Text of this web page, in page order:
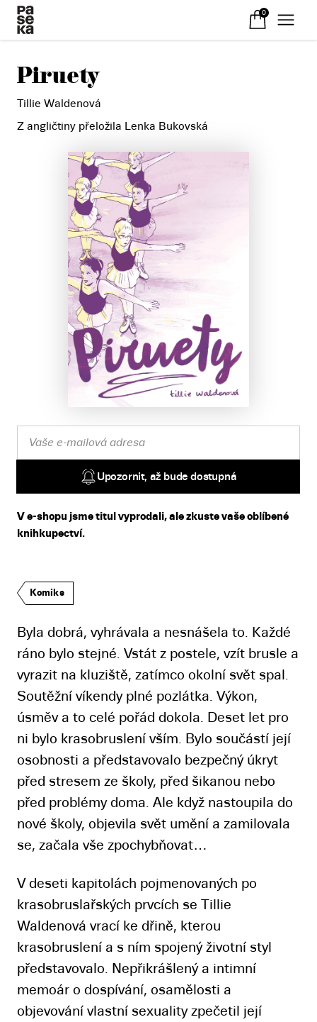
0
Piruety
Tillie Waldenová
Z angličtiny přeložila Lenka Bukovská
Komiks
Byla dobrá, vyhrávala a nesnášela to. Každé
ráno bylo stejné. Vstát z postele, vzít brusle a
vyrazit na kluziště, zatímco okolní svět spal.
Soutěžní víkendy plné pozlátka. Výkon,
úsměv a to celé pořád dokola. Deset let pro
ni bylo krasobruslení vším. Bylo součástí její
osobnosti a představovalo bezpečný úkryt
před stresem ze školy, před šikanou nebo
před problémy doma. Ale když nastoupila do
nové školy, objevila svět umění a zamilovala
se, začala vše zpochybňovat…
V deseti kapitolách pojmenovaných po
krasobruslařských prvcích se Tillie
Waldenová vrací ke dřině, kterou
krasobruslení a s ním spojený životní styl
představovalo. Nepřikrášlený a intimní
memoár o dospívání, osamělosti a
objevování vlastní sexuality zpečetil její
Upozornit, až bude dostupná
V e-shopu jsme titul vyprodali, ale zkuste vaše oblíbené
knihkupectví.